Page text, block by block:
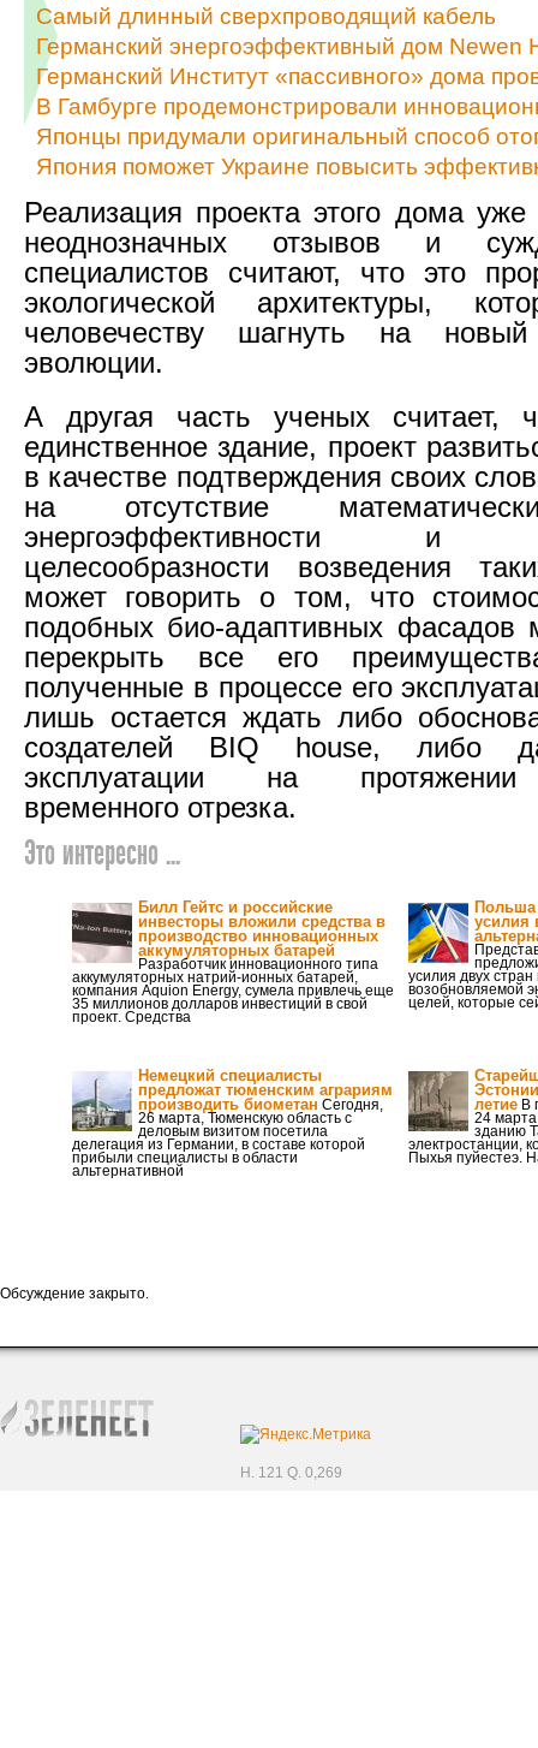
Самый длинный сверхпроводящий кабель
Германский энергоэффективный дом Newen
Германский Институт «пассивного» дома
В Гамбурге продемонстрировали
Японцы придумали оригинальный способ
Япония поможет Украине повысить
Реализация проекта этого дома
неоднозначных отзывов и
специалистов считают, что это
экологической архитектуры,
человечеству шагнуть на
эволюции.
А другая часть ученых считает,
единственное здание, проект
в качестве подтверждения своих
на отсутствие
энергоэффективности и
целесообразности возведения
может говорить о том, что
подобных био-адаптивных фасадов
перекрыть все его
полученные в процессе его
лишь остается ждать либо
создателей BIQ house, либо
эксплуатации на протяжении
временного отрезка.
Это интересно ...
Билл Гейтс и российские
инвесторы вложили средства в
производство инновационных
аккумуляторных батарей
Разработчик инновационного типа
аккумуляторных натрий-ионных батарей,
компания Aquion Energy, сумела привлечь еще
35 миллионов долларов инвестиций в свой
проект. Средства
Польша
усилия
усилия двух
возобновляемой
целей, которые
Немецкий специалисты
предложат тюменским аграриям
производить биометан Сегодня,
26 марта, Тюменскую область с
деловым визитом посетила
делегация из Германии, в составе которой
прибыли специалисты в области
альтернативной
летие В
24
зданию
электростанции,
Пыхья пуйестеэ.
Обсуждение закрыто.
H. 121 Q. 0,269